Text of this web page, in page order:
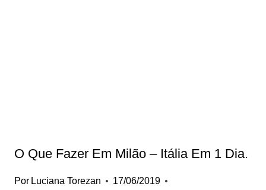
O Que Fazer Em Milão – Itália Em 1 Dia.
Por Luciana Torezan
17/06/2019